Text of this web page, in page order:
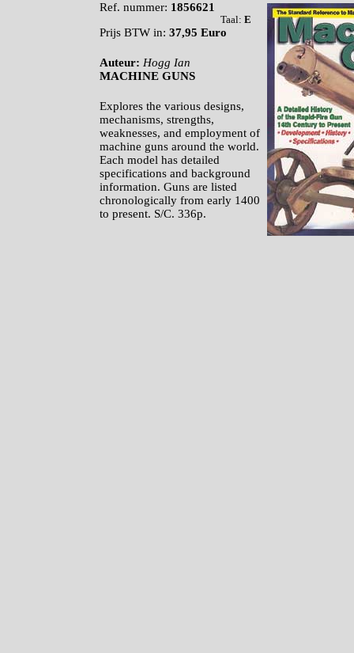
Ref. nummer: 1856621
Taal: E
Prijs BTW in: 37,95 Euro
Auteur: Hogg Ian
MACHINE GUNS
Explores the various designs,
mechanisms, strengths,
weaknesses, and employment of
machine guns around the world.
Each model has detailed
specifications and background
information. Guns are listed
chronologically from early 1400
to present. S/C. 336p.